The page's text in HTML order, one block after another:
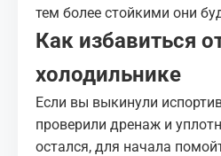
тем более стойкими они
Как избавиться
холодильнике
Если вы выкинули
проверили дренаж и
остался, для начала